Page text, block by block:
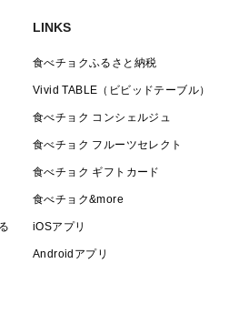
LINKS
食べチョクふるさと納税
Vivid TABLE（ビビッドテーブル）
食べチョク コンシェルジュ
食べチョク フルーツセレクト
食べチョク ギフトカード
食べチョク&more
iOSアプリ
Androidアプリ